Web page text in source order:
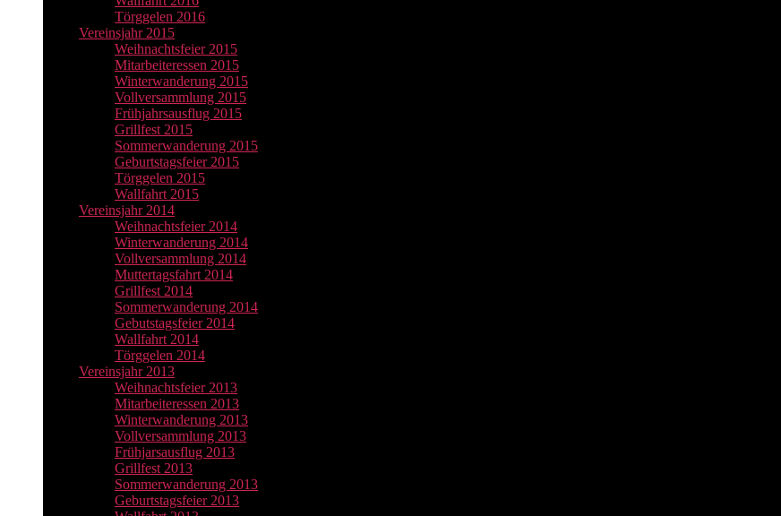
Törggelen 2016
Vereinsjahr 2015
Weihnachtsfeier 2015
Mitarbeiteressen 2015
Winterwanderung 2015
Vollversammlung 2015
Frühjahrsausflug 2015
Grillfest 2015
Sommerwanderung 2015
Geburtstagsfeier 2015
Törggelen 2015
Wallfahrt 2015
Vereinsjahr 2014
Weihnachtsfeier 2014
Winterwanderung 2014
Vollversammlung 2014
Muttertagsfahrt 2014
Grillfest 2014
Sommerwanderung 2014
Gebutstagsfeier 2014
Wallfahrt 2014
Törggelen 2014
Vereinsjahr 2013
Weihnachtsfeier 2013
Mitarbeiteressen 2013
Winterwanderung 2013
Vollversammlung 2013
Frühjarsausflug 2013
Grillfest 2013
Sommerwanderung 2013
Geburtstagsfeier 2013